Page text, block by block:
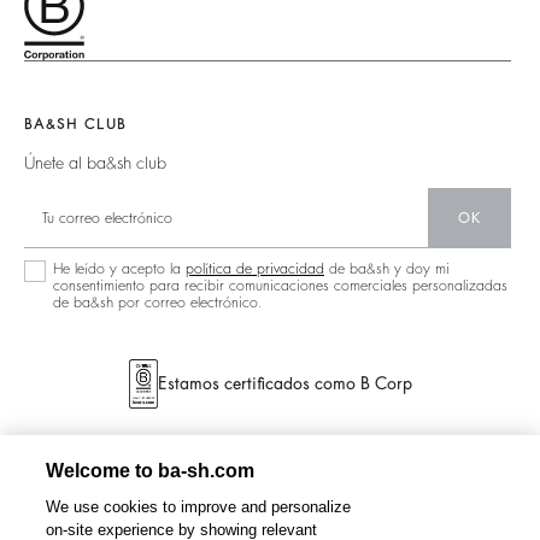
Accesibilidad
Bolsos Teddy
Accessorios
Bolsos
Joyas
125 Et Après
BA&SH CLUB
Únete al ba&sh club
OK
He leído y acepto la política de privacidad de ba&sh y doy mi
consentimiento para recibir comunicaciones comerciales personalizadas
de ba&sh por correo electrónico.
Estamos certificados como B Corp
Welcome to ba-sh.com
We use cookies to improve and personalize
on-site experience by showing relevant